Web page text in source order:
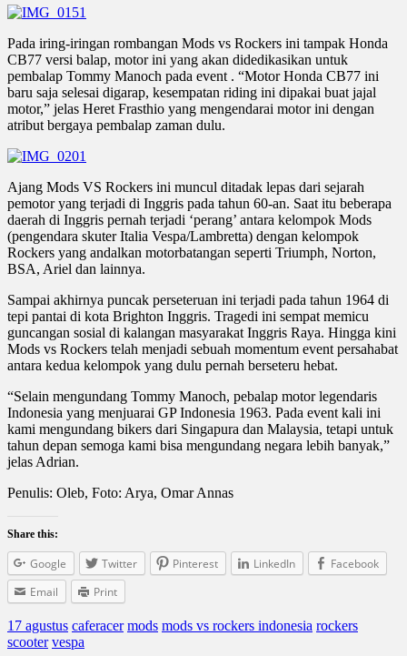
Pada iring-iringan rombangan Mods vs Rockers ini tampak Honda
CB77 versi balap, motor ini yang akan didedikasikan untuk
pembalap Tommy Manoch pada event . “Motor Honda CB77 ini
baru saja selesai digarap, kesempatan riding ini dipakai buat jajal
motor,” jelas Heret Frasthio yang mengendarai motor ini dengan
atribut bergaya pembalap zaman dulu.
Ajang Mods VS Rockers ini muncul ditadak lepas dari sejarah
pemotor yang terjadi di Inggris pada tahun 60-an. Saat itu beberapa
daerah di Inggris pernah terjadi ‘perang’ antara kelompok Mods
(pengendara skuter Italia Vespa/Lambretta) dengan kelompok
Rockers yang andalkan motorbatangan seperti Triumph, Norton,
BSA, Ariel dan lainnya.
Sampai akhirnya puncak perseteruan ini terjadi pada tahun 1964 di
tepi pantai di kota Brighton Inggris. Tragedi ini sempat memicu
guncangan sosial di kalangan masyarakat Inggris Raya. Hingga kini
Mods vs Rockers telah menjadi sebuah momentum event persahabat
antara kedua kelompok yang dulu pernah berseteru hebat.
“Selain mengundang Tommy Manoch, pebalap motor legendaris
Indonesia yang menjuarai GP Indonesia 1963. Pada event kali ini
kami mengundang bikers dari Singapura dan Malaysia, tetapi untuk
tahun depan semoga kami bisa mengundang negara lebih banyak,”
jelas Adrian.
Penulis: Oleb, Foto: Arya, Omar Annas
Share this:
Google Twitter Pinterest LinkedIn
Facebook
Email
Print
17 agustus caferacer mods mods vs rockers indonesia rockers
scooter vespa